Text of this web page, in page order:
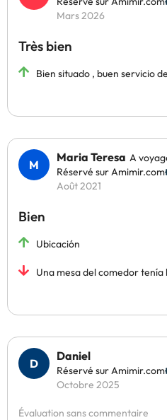
Mars 2026
Très bien
Bien situado , buen servicio
Maria Teresa A
Réservé sur Amimir.com
Août 2021
Bien
Ubicación
Una mesa del comedor
Daniel
Réservé sur Amimir.com
Octobre 2025
Évaluation sans commentaire